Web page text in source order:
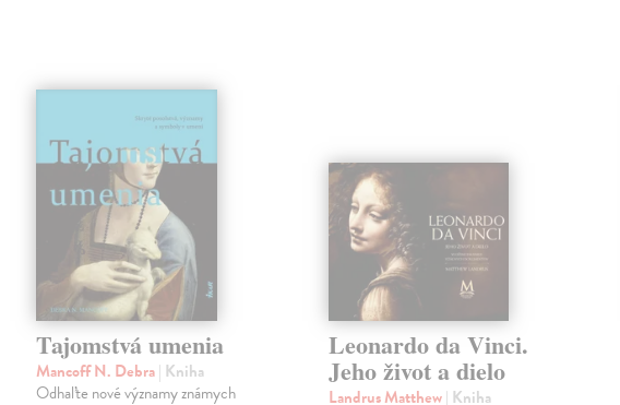
Tajomstvá umenia
Mancoff N. Debra| Kniha
Odhaľte nové významy známych
Leonardo da Vinci.
Jeho život a dielo
Landrus Matthew| Kniha